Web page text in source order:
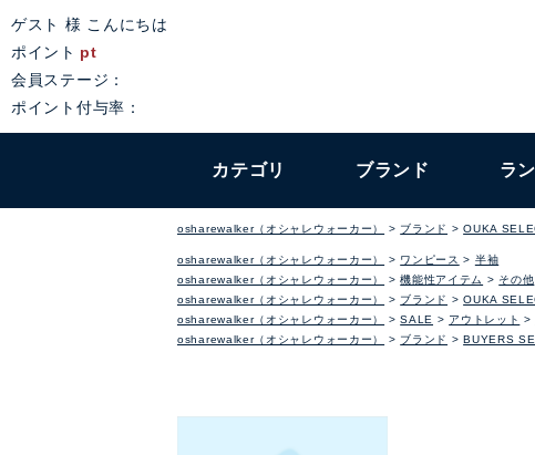
ゲスト 様 こんにちは
ポイント pt
会員ステージ：
ポイント付与率：
カテゴリ ブランド ラ
osharewalker（オシャレウォーカー） ブランド OUKA
osharewalker（オシャレウォーカー） ワンピース
半袖
osharewalker（オシャレウォーカー）
機能性アイテム
その他
osharewalker（オシャレウォーカー）
ブランド OUKA
osharewalker（オシャレウォーカー）
SALE アウトレット
osharewalker（オシャレウォーカー）
ブランド BUYERS